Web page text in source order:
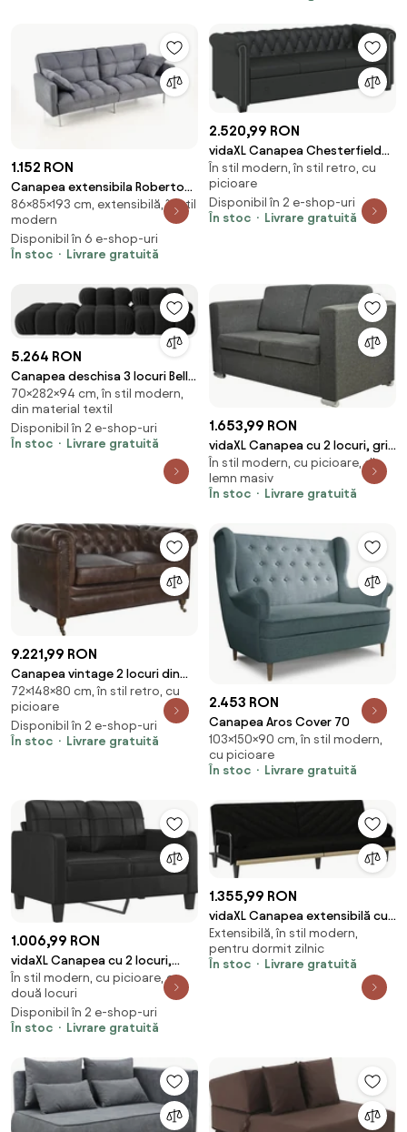
1.152 RON
Canapea extensibila Roberto
gri - H86 cm
86×85×193 cm, extensibilă, în stil
modern
Disponibil în 6 e-shop-uri
În stoc
Livrare gratuită
2.520,99 RON
vidaXL Canapea Chesterfield
cu 3 locuri, piele artificială,
negru
În stil modern, în stil retro, cu
picioare
Disponibil în 2 e-shop-uri
În stoc
Livrare gratuită
5.264 RON
Canapea deschisa 3 locuri Bellis
catifea L282 cm
70×282×94 cm, în stil modern,
din material textil
Disponibil în 2 e-shop-uri
În stoc
Livrare gratuită
1.653,99 RON
vidaXL Canapea cu 2 locuri, gri
închis, material textil
În stil modern, cu picioare, din
lemn masiv
În stoc
Livrare gratuită
9.221,99 RON
Canapea vintage 2 locuri din
piele naturală maro închis,
„Chesterfield"
72×148×80 cm, în stil retro, cu
picioare
Disponibil în 2 e-shop-uri
În stoc
Livrare gratuită
2.453 RON
Canapea Aros Cover 70
103×150×90 cm, în stil modern,
cu picioare
În stoc
Livrare gratuită
1.006,99 RON
vidaXL Canapea cu 2 locuri,
negru, 120 cm, piele ecologică
În stil modern, cu picioare, cu
două locuri
Disponibil în 2 e-shop-uri
În stoc
Livrare gratuită
1.355,99 RON
vidaXL Canapea extensibilă cu
cotiere, negru, textil
Extensibilă, în stil modern,
pentru dormit zilnic
În stoc
Livrare gratuită